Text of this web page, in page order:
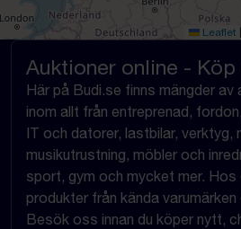
Leaflet
Auktioner online - Köp
Här på Budi.se finns mängder av
inom allt från entreprenad,
IT och datorer, lastbilar, verktyg,
musikutrustning, möbler och
sport, gym och mycket mer. Hos
produkter från kända
Besök oss innan du köper nytt,